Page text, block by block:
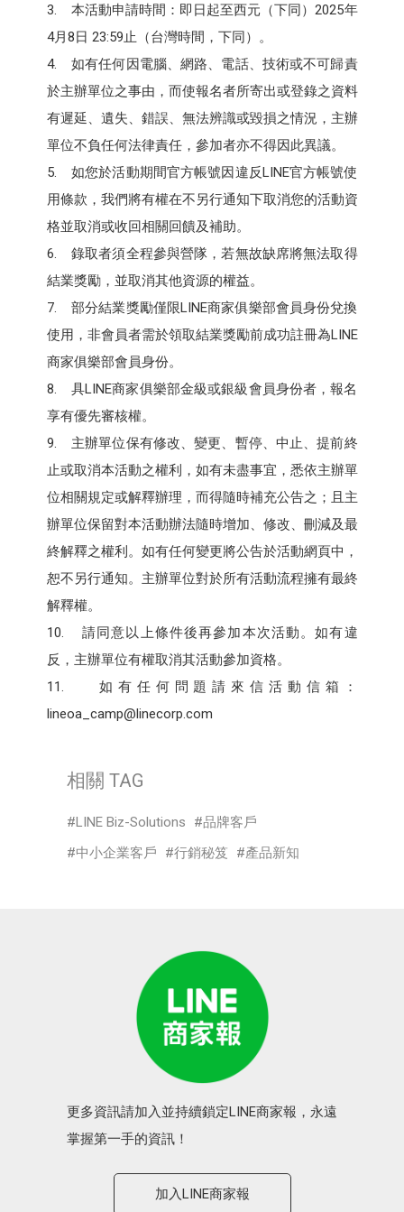
3. 本活動申請時間：即日起至西元（下同）2025年
4月8日 23:59止（台灣時間，下同）。
4. 如有任何因電腦、網路、電話、技術或不可歸責
於主辦單位之事由，而使報名者所寄出或登錄之資料
有遲延、遺失、錯誤、無法辨識或毀損之情況，主辦
單位不負任何法律責任，參加者亦不得因此異議。
5. 如您於活動期間官方帳號因違反LINE官方帳號使
用條款，我們將有權在不另行通知下取消您的活動資
格並取消或收回相關回饋及補助。
6. 錄取者須全程參與營隊，若無故缺席將無法取得
結業獎勵，並取消其他資源的權益。
7. 部分結業獎勵僅限LINE商家俱樂部會員身份兌換
使用，非會員者需於領取結業獎勵前成功註冊為LINE
商家俱樂部會員身份。
8. 具LINE商家俱樂部金級或銀級會員身份者，報名
享有優先審核權。
9. 主辦單位保有修改、變更、暫停、中止、提前終
止或取消本活動之權利，如有未盡事宜，悉依主辦單
位相關規定或解釋辦理，而得隨時補充公告之；且主
辦單位保留對本活動辦法隨時增加、修改、刪減及最
終解釋之權利。如有任何變更將公告於活動網頁中，
恕不另行通知。主辦單位對於所有活動流程擁有最終
解釋權。
10. 請同意以上條件後再參加本次活動。如有違
反，主辦單位有權取消其活動參加資格。
11. 如有任何問題請來信活動信箱：
lineoa_camp@linecorp.com
相關 TAG
LINE Biz-Solutions
品牌客戶
中小企業客戶
行銷秘笈 產品新知
更多資訊請加入並持續鎖定LINE商家報，永遠
掌握第一手的資訊！
加入LINE商家報